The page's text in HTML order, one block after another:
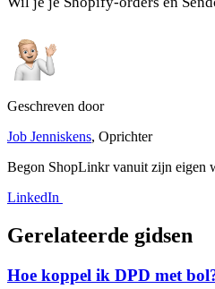
Geschreven door
Job Jenniskens, Oprichter
Begon ShopLinkr vanuit zijn eigen
LinkedIn
Gerelateerde gidsen
Hoe koppel ik DPD met